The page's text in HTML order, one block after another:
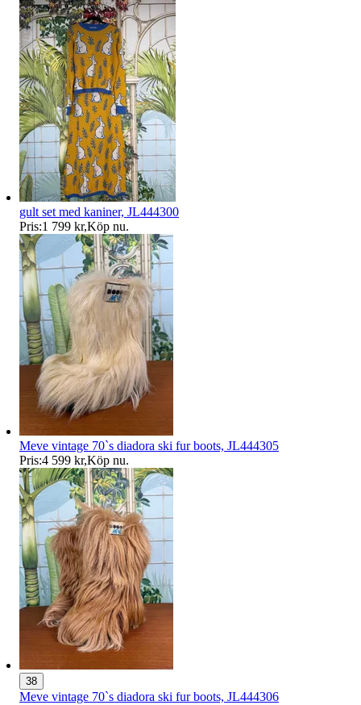
gult set med kaniner, JL444300
Pris:1 799 kr,Köp nu.
Meve vintage 70`s diadora ski fur boots, JL444305
Pris:4 599 kr,Köp nu.
38
Meve vintage 70`s diadora ski fur boots, JL444306